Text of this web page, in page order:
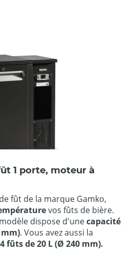
1 porte, moteur à
fût de la marque Gamko,
vos fûts de bière.
dispose d'unecapacité
mm). Vous avez aussi la
4 fûts de 20 L (Ø 240 mm).